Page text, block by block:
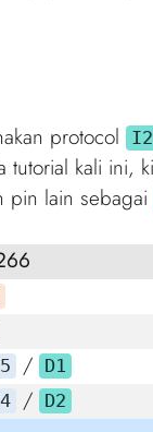
protocol
kali ini,
pin lain sebagai
/ D1
/ D2